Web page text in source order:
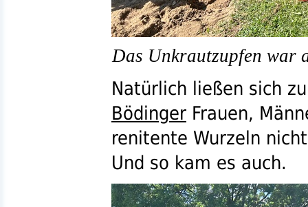
Das Unkrautzupfen war
Natürlich ließen sich
Bödinger Frauen,
renitente Wurzeln
Und so kam es auch.